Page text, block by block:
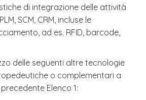
di integrazione delle attività
SCM, CRM, incluse le
ad es. RFID, barcode,
delle seguenti altre tecnologie
o complementari a
Elenco 1: